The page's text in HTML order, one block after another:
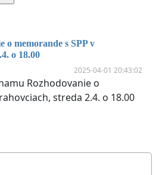
o memorande s SPP v
o 18.00
2025-04-01 20:43:02
Rozhodovanie o
streda 2.4. o 18.00